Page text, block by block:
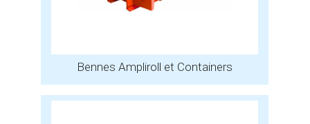
Bennes Ampliroll et Containers